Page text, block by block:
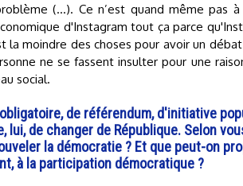
(…). Ce n’est quand même pas
d'Instagram tout ça parce
la moindre des choses pour avoir un
ne se fassent insulter pour une
social.
de référendum, d'initiative
lui, de changer de République. Selon
la démocratie ? Et que peut-on
à la participation démocratique ?